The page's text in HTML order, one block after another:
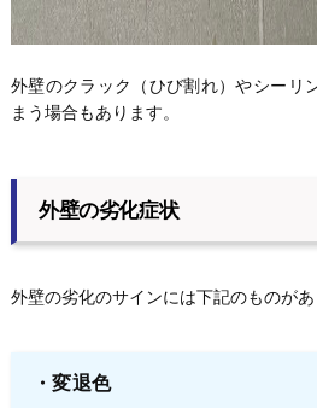
外壁のクラック（ひび割れ）やシーリ
まう場合もあります。
外壁の劣化症状
外壁の劣化のサインには下記のものがあ
・変退色